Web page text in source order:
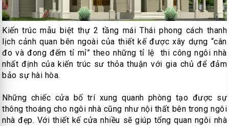
Kiến trúc mẫu biệt thự 2 tầng mái Thái phong cách thanh
lịch cảnh quan bên ngoài của thiết kế được xây dựng “cân
đo và đong đếm tỉ mỉ” theo những tỉ lệ thi công ngôi nhà
nhất định của kiến trúc sư thỏa thuận với gia chủ để đảm
bảo sự hài hòa.
Những chiếc cửa bố trí xung quanh phòng tạo được sự
thông thoáng cho ngôi nhà cũng như nội thất bên trong ngôi
nhà đẹp. Với thiết kế cửa nhiều sẽ giúp tổng quan ngôi nhà